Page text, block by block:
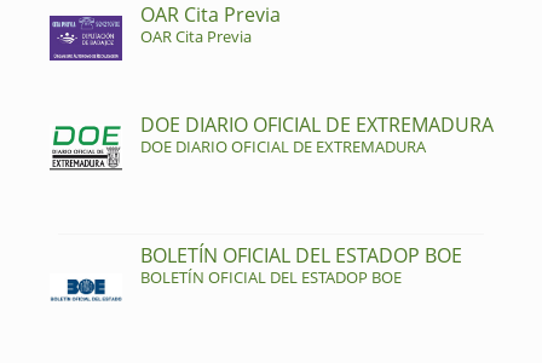
OAR Cita Previa
OAR Cita Previa
DOE DIARIO OFICIAL DE EXTREMADURA
DOE DIARIO OFICIAL DE EXTREMADURA
BOLETÍN OFICIAL DEL ESTADOP BOE
BOLETÍN OFICIAL DEL ESTADOP BOE